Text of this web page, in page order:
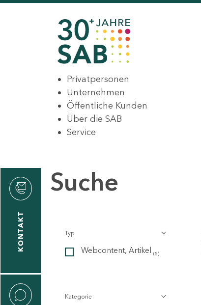
Privatpersonen
Unternehmen
Öffentliche Kunden
Über die SAB
Service
KONTAKT
Suche
Typ
Webcontent, Artikel (5)
Kategorie